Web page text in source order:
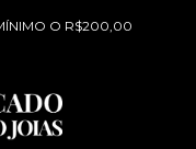
O R$200,00